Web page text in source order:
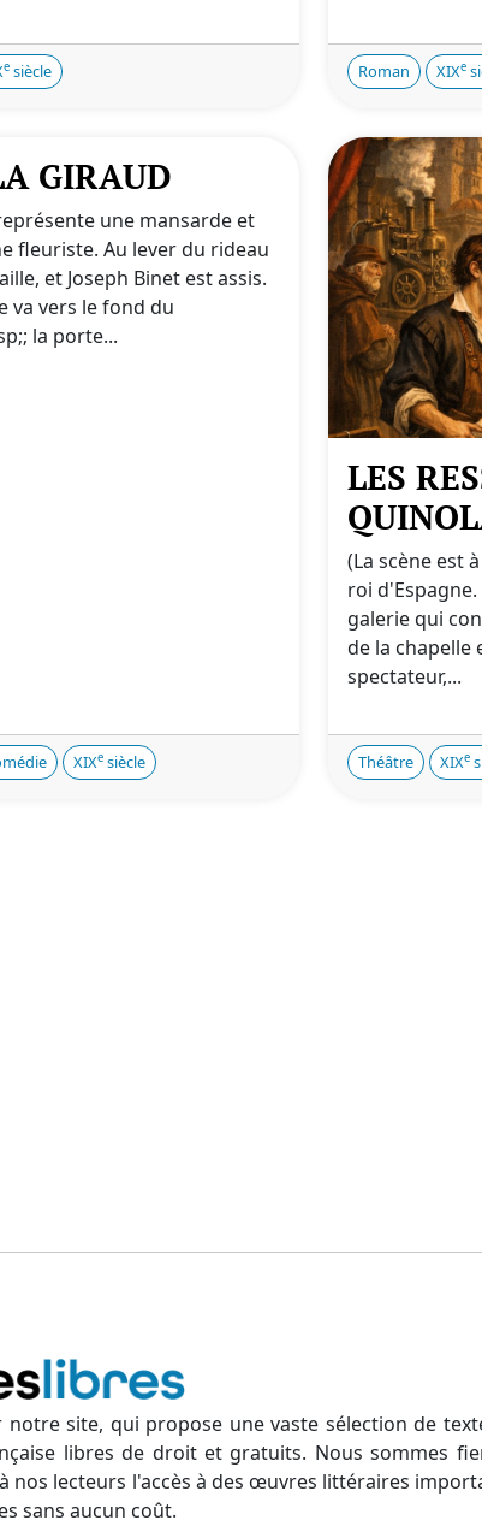
e siècle Roman XIXe
GIRAUD
une mansarde et
fleuriste. Au lever du rideau
et Joseph Binet est assis.
va vers le fond du
la porte...
XIXe siècle
LES
(La scène est
roi
galerie qui
de la chapelle
spectateur,...
Théâtre XIXe
notre site, qui propose une vaste sélection de
libres de droit et gratuits. Nous sommes
nos lecteurs l'accès à des œuvres littéraires
sans aucun coût.